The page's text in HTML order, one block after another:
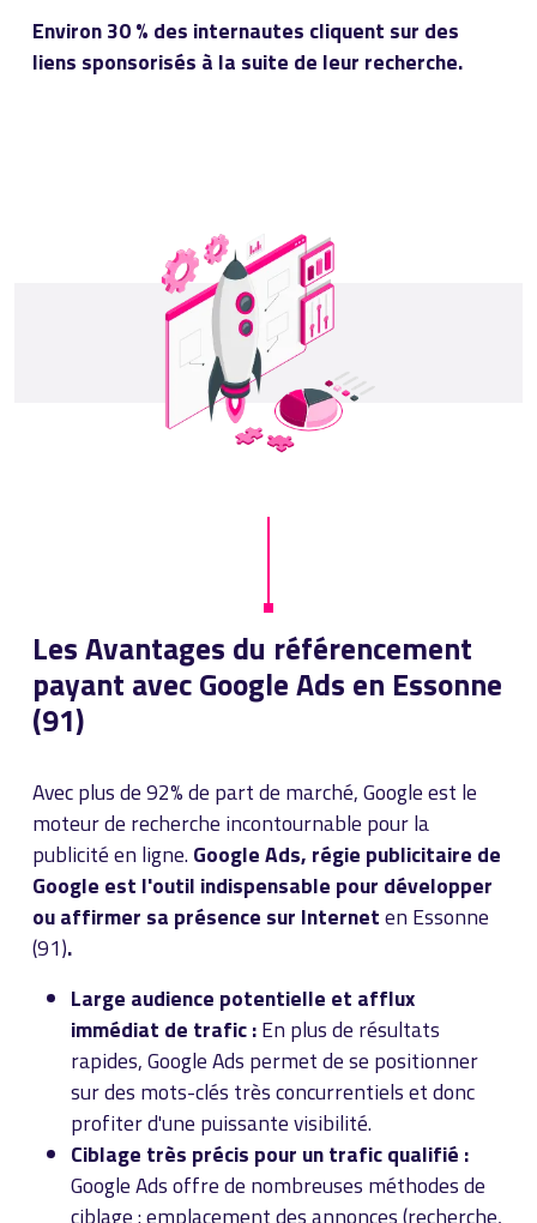
Environ 30 % des internautes cliquent sur des
liens sponsorisés à la suite de leur recherche.
Les Avantages du référencement
payant avec Google Ads en Essonne
(91)
Avec plus de 92% de part de marché, Google est le
moteur de recherche incontournable pour la
publicité en ligne. Google Ads, régie publicitaire de
Google est l'outil indispensable pour développer
ou affirmer sa présence sur Interneten Essonne
(91).
Large audience potentielle et afflux
immédiat de trafic :En plus de résultats
rapides, Google Ads permet de se positionner
sur des mots-clés très concurrentiels et donc
profiter d'une puissante visibilité.
Ciblage très précis pour un trafic qualifié :
Google Ads offre de nombreuses méthodes de